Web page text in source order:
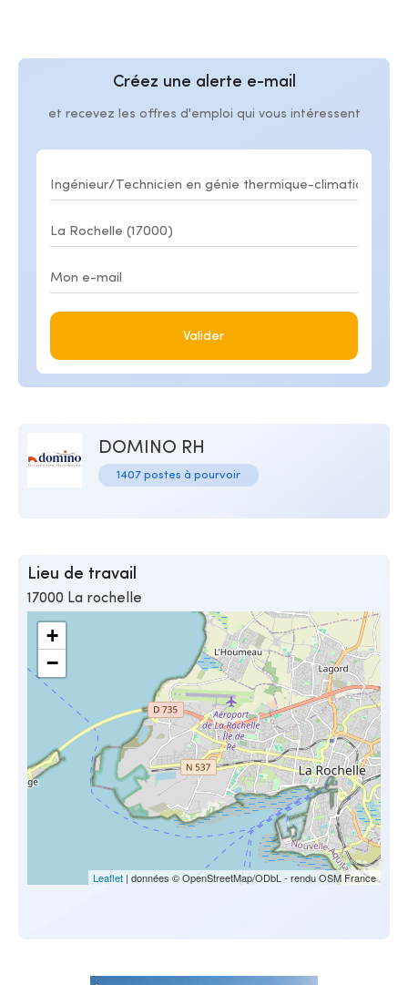
Créez une alerte e-mail
et recevez les offres d'emploi qui vous intéressent
Valider
DOMINO RH
1407 postes à pourvoir
Lieu de travail
17000 La rochelle
+
−
Leaflet | données © OpenStreetMap/ODbL - rendu OSM France